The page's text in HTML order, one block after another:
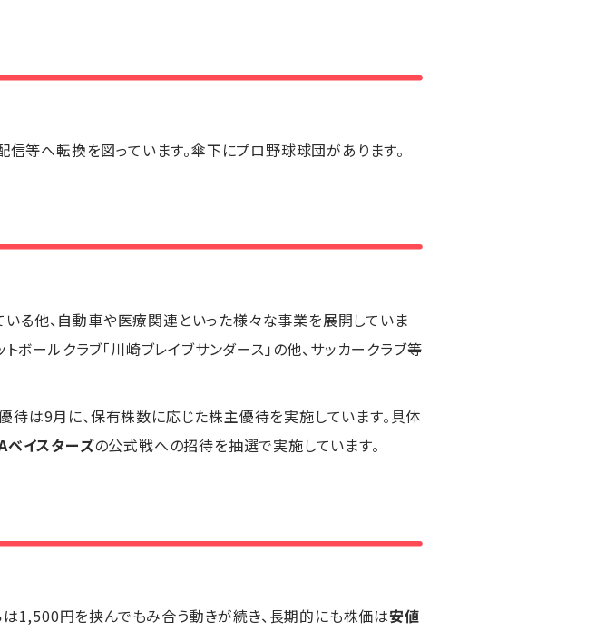
信等へ転換を図っています。傘下にプロ野球球団があります。
る他、自動車や医療関連といった様々な事業を展開していま
ボールクラブ「川崎ブレイブサンダース」の他、サッカークラブ等
待は9月に、保有株数に応じた株主優待を実施しています。具体
ベイスターズの公式戦への招待を抽選で実施しています。
1,500円を挟んでもみ合う動きが続き、長期的にも株価は安値